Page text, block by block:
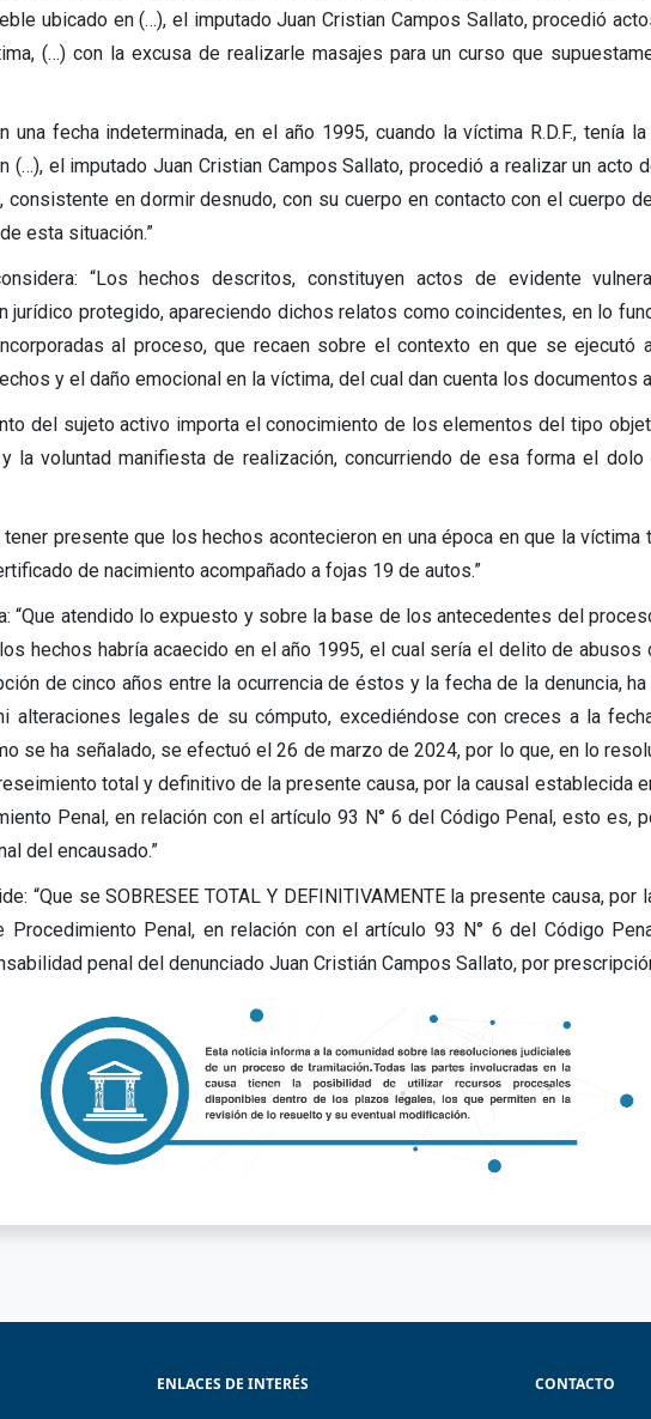
ubicado en (…), el imputado Juan Cristian Campos Sallato, procedió
(…) con la excusa de realizarle masajes para un curso que
una fecha indeterminada, en el año 1995, cuando la víctima R.D.F., tenía
(…), el imputado Juan Cristian Campos Sallato, procedió a realizar un acto
consistente en dormir desnudo, con su cuerpo en contacto con el cuerpo
esta situación.”
“Los hechos descritos, constituyen actos de evidente
jurídico protegido, apareciendo dichos relatos como coincidentes, en lo
al proceso, que recaen sobre el contexto en que se ejecutó
y el daño emocional en la víctima, del cual dan cuenta los documentos
del sujeto activo importa el conocimiento de los elementos del tipo
la voluntad manifiesta de realización, concurriendo de esa forma el
presente que los hechos acontecieron en una época en que la víctima
de nacimiento acompañado a fojas 19 de autos.”
“Que atendido lo expuesto y sobre la base de los antecedentes del
los hechos habría acaecido en el año 1995, el cual sería el delito de
de cinco años entre la ocurrencia de éstos y la fecha de la denuncia,
alteraciones legales de su cómputo, excediéndose con creces a la
se ha señalado, se efectuó el 26 de marzo de 2024, por lo que, en lo
total y definitivo de la presente causa, por la causal establecida
Penal, en relación con el artículo 93 N° 6 del Código Penal, esto es,
del encausado.”
“Que se SOBRESEE TOTAL Y DEFINITIVAMENTE la presente causa,
Procedimiento Penal, en relación con el artículo 93 N° 6 del Código
penal del denunciado Juan Cristián Campos Sallato, por
ENLACES DE INTERÉS CONTACTO